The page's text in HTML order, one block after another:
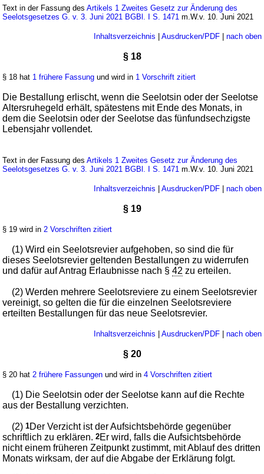
Text in der Fassung desArtikels 1 Zweites Gesetz zur Änderung des
Seelotsgesetzes G. v. 3. Juni 2021 BGBl. I S. 1471 m.W.v. 10. Juni 2021
Inhaltsverzeichnis Ausdrucken/PDF| nach oben
§ 18
§ 18 hat 1 frühere Fassung und wird in 1 Vorschrift zitiert
Die Bestallung erlischt, wenn die Seelotsin oder der Seelotse
Altersruhegeld erhält, spätestens mit Ende des Monats, in
dem die Seelotsin oder der Seelotse das fünfundsechzigste
Lebensjahr vollendet.
Text in der Fassung desArtikels 1 Zweites Gesetz zur Änderung des
Seelotsgesetzes G. v. 3. Juni 2021 BGBl. I S. 1471 m.W.v. 10. Juni 2021
Inhaltsverzeichnis Ausdrucken/PDF| nach oben
§ 19
§ 19 wird in2 Vorschriften zitiert
(1) Wird ein Seelotsrevier aufgehoben, so sind die für
dieses Seelotsrevier geltenden Bestallungen zu widerrufen
und dafür auf Antrag Erlaubnisse nach §42 zu erteilen.
(2) Werden mehrere Seelotsreviere zu einem Seelotsrevier
vereinigt, so gelten die für die einzelnen Seelotsreviere
erteilten Bestallungen für das neue Seelotsrevier.
Inhaltsverzeichnis Ausdrucken/PDF| nach oben
§ 20
§ 20 hat2 frühere Fassungen und wird in4 Vorschriften zitiert
(1) Die Seelotsin oder der Seelotse kann auf die Rechte
aus der Bestallung verzichten.
(2)1Der Verzicht ist der Aufsichtsbehörde gegenüber
schriftlich zu erklären.2Er wird, falls die Aufsichtsbehörde
nicht einem früheren Zeitpunkt zustimmt, mit Ablauf des dritten
Monats wirksam, der auf die Abgabe der Erklärung folgt.